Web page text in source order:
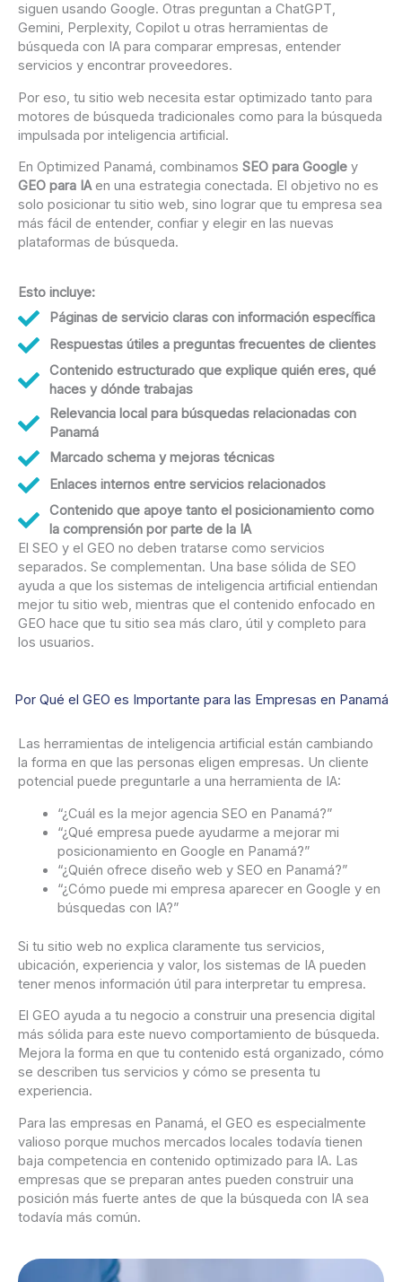
siguen usando Google. Otras preguntan a ChatGPT,
Gemini, Perplexity, Copilot u otras herramientas de
búsqueda con IA para comparar empresas, entender
servicios y encontrar proveedores.
Por eso, tu sitio web necesita estar optimizado tanto para
motores de búsqueda tradicionales como para la búsqueda
impulsada por inteligencia artificial.
En Optimized Panamá, combinamos SEO para Google y
GEO para IAen una estrategia conectada. El objetivo no es
solo posicionar tu sitio web, sino lograr que tu empresa sea
más fácil de entender, confiar y elegir en las nuevas
plataformas de búsqueda.
Esto incluye:
Páginas de servicio claras con información específica
Respuestas útiles a preguntas frecuentes de clientes
Contenido estructurado que explique quién eres, qué
haces y dónde trabajas
Relevancia local para búsquedas relacionadas con
Panamá
Marcado schema y mejoras técnicas
Enlaces internos entre servicios relacionados
Contenido que apoye tanto el posicionamiento como
la comprensión por parte de la IA
El SEO y el GEO no deben tratarse como servicios
separados. Se complementan. Una base sólida de SEO
ayuda a que los sistemas de inteligencia artificial entiendan
mejor tu sitio web, mientras que el contenido enfocado en
GEO hace que tu sitio sea más claro, útil y completo para
los usuarios.
Por Qué el GEO es Importante para las Empresas en Panamá
Las herramientas de inteligencia artificial están cambiando
la forma en que las personas eligen empresas. Un cliente
potencial puede preguntarle a una herramienta de IA:
“¿Cuál es la mejor agencia SEO en Panamá?”
“¿Qué empresa puede ayudarme a mejorar mi
posicionamiento en Google en Panamá?”
“¿Quién ofrece diseño web y SEO en Panamá?”
“¿Cómo puede mi empresa aparecer en Google y en
búsquedas con IA?”
Si tu sitio web no explica claramente tus servicios,
ubicación, experiencia y valor, los sistemas de IA pueden
tener menos información útil para interpretar tu empresa.
El GEO ayuda a tu negocio a construir una presencia digital
más sólida para este nuevo comportamiento de búsqueda.
Mejora la forma en que tu contenido está organizado, cómo
se describen tus servicios y cómo se presenta tu
experiencia.
Para las empresas en Panamá, el GEO es especialmente
valioso porque muchos mercados locales todavía tienen
baja competencia en contenido optimizado para IA. Las
empresas que se preparan antes pueden construir una
posición más fuerte antes de que la búsqueda con IA sea
todavía más común.